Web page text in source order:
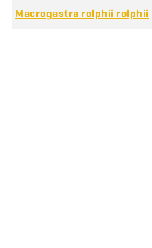
Macrogastra rolphii rolphii